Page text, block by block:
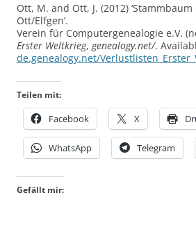
Ott, M. and Ott, J. (2012)
Ott/Elfgen’.
Verein für Computergenealogie e.V.
Erster Weltkrieg, genealogy.net/.
de.genealogy.net/
Teilen mit:
Facebook X
WhatsApp Telegram
Gefällt mir: